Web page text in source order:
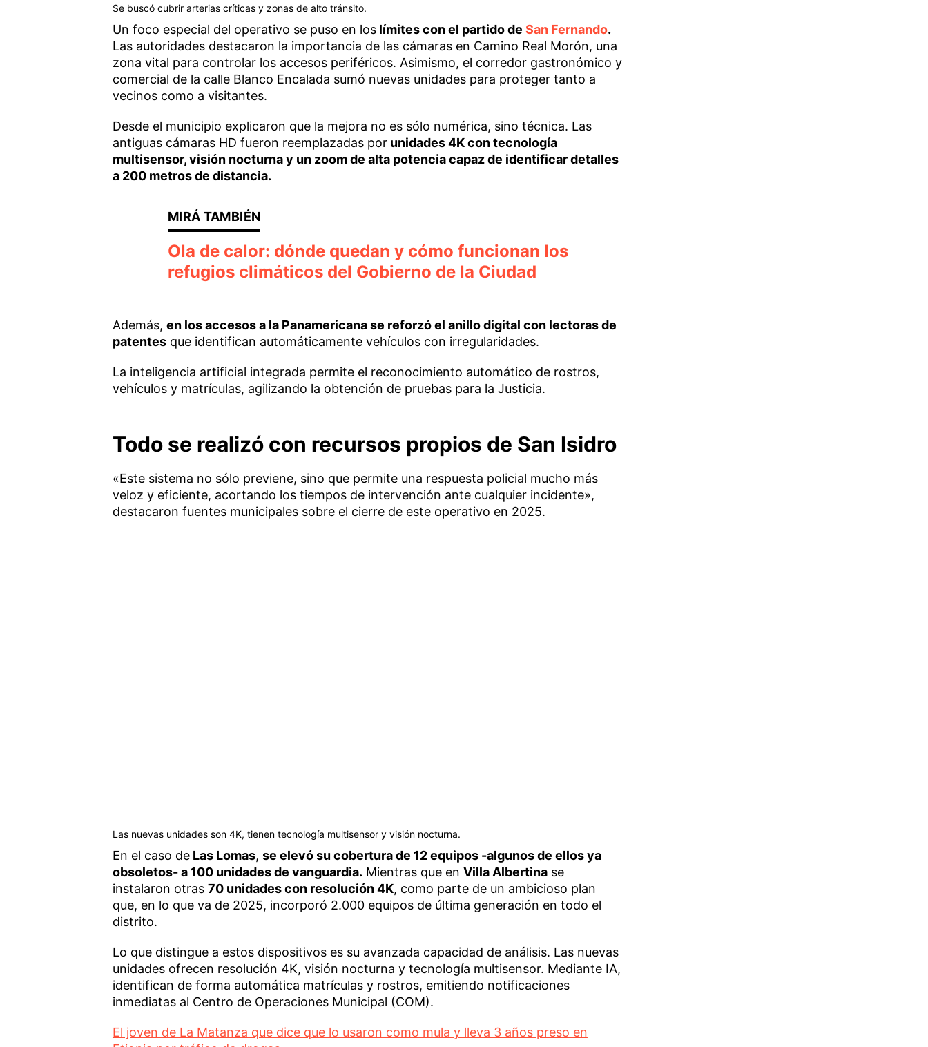
Se buscó cubrir arterias críticas y zonas de alto tránsito.
Un foco especial del operativo se puso en loslímites con el partido de San Fernando.
Las autoridades destacaron la importancia de las cámaras en Camino Real Morón, una
zona vital para controlar los accesos periféricos. Asimismo, el corredor gastronómico y
comercial de la calle Blanco Encalada sumó nuevas unidades para proteger tanto a
vecinos como a visitantes.
Desde el municipio explicaron que la mejora no es sólo numérica, sino técnica. Las
antiguas cámaras HD fueron reemplazadas porunidades 4K con tecnología
multisensor, visión nocturna y un zoom de alta potencia capaz de identificar detalles
a 200 metros de distancia.
Ola de calor: dónde quedan y cómo funcionan los
refugios climáticos del Gobierno de la Ciudad
Además, en los accesos a la Panamericana se reforzó el anillo digital con lectoras de
patentesque identifican automáticamente vehículos con irregularidades.
La inteligencia artificial integrada permite el reconocimiento automático de rostros,
vehículos y matrículas, agilizando la obtención de pruebas para la Justicia.
Todo se realizó con recursos propios de San Isidro
«Este sistema no sólo previene, sino que permite una respuesta policial mucho más
veloz y eficiente, acortando los tiempos de intervención ante cualquier incidente»,
destacaron fuentes municipales sobre el cierre de este operativo en 2025.
Las nuevas unidades son 4K, tienen tecnología multisensor y visión nocturna.
En el caso deLas Lomas, se elevó su cobertura de 12 equipos -algunos de ellos ya
obsoletos- a 100 unidades de vanguardia. Mientras que en Villa Albertinase
instalaron otras 70 unidades con resolución 4K, como parte de un ambicioso plan
que, en lo que va de 2025, incorporó 2.000 equipos de última generación en todo el
distrito.
Lo que distingue a estos dispositivos es su avanzada capacidad de análisis. Las nuevas
unidades ofrecen resolución 4K, visión nocturna y tecnología multisensor. Mediante IA,
identifican de forma automática matrículas y rostros, emitiendo notificaciones
inmediatas al Centro de Operaciones Municipal (COM).
El joven de La Matanza que dice que lo usaron como mula y lleva 3 años preso en